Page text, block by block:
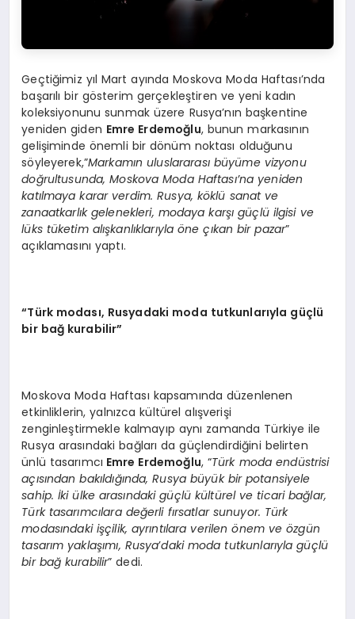
Geçtiğimiz yıl Mart ayında Moskova Moda Haftası’nda
başarılı bir gösterim gerçekleştiren ve yeni kadın
koleksiyonunu sunmak üzere Rusya’nın başkentine
yeniden giden Emre Erdemoğlu, bunun markasının
gelişiminde önemli bir dönüm noktası olduğunu
söyleyerek,”Markamın uluslararası büyüme vizyonu
doğrultusunda, Moskova Moda Haftası’na yeniden
katılmaya karar verdim. Rusya, köklü sanat ve
zanaatkarlık gelenekleri, modaya karşı güçlü ilgisi ve
lüks tüketim alışkanlıklarıylaöne çıkan bir pazar”
açıklamasını yaptı.
“Türk modası, Rusyadaki moda tutkunlarıyla güçlü
bir bağ kurabilir”
Moskova Moda Haftası kapsamında düzenlenen
etkinliklerin, yalnızca kültürel alışverişi
zenginleştirmekle kalmayıp aynı zamanda Türkiye ile
Rusya arasındaki bağları da güçlendirdiğini belirten
ünlü tasarımcı Emre Erdemoğlu, “Türk moda endüstrisi
açısından bakıldığında, Rusya büyük bir potansiyele
sahip. İki ülke arasındaki güçlü kültürel ve ticari bağlar,
Türk tasarımcılara değerli fırsatlar sunuyor. Türk
modasındaki işçilik, ayrıntılara verilenönem veözgün
tasarım yaklaşımı, Rusya’daki moda tutkunlarıyla güçlü
bir bağ kurabilir” dedi.